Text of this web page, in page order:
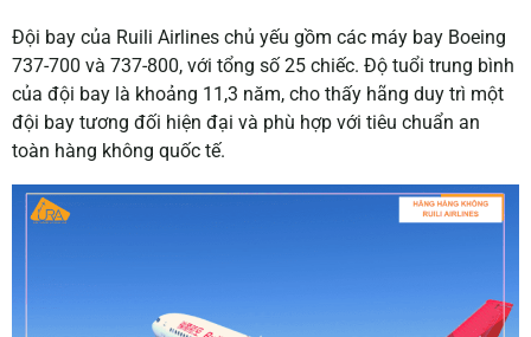
Đội bay của Ruili Airlines chủ yếu gồm các máy bay Boeing
737-700 và 737-800, với tổng số 25 chiếc. Độ tuổi trung bình
của đội bay là khoảng 11,3 năm, cho thấy hãng duy trì một
đội bay tương đối hiện đại và phù hợp với tiêu chuẩn an
toàn hàng không quốc tế.